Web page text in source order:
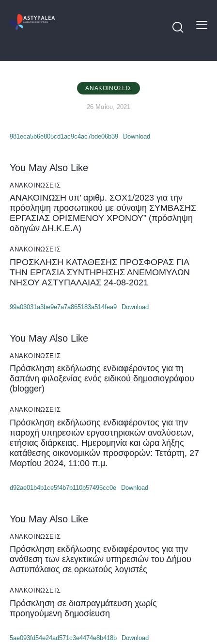
ΑΝΑΚΟΙΝΏΣΕΙΣ
26 Μαΐου, 2021
981eca5b6e805cd1ac9c4ac7bde06b39 Download
You May Also Like
ΑΝΑΚΟΙΝΏΣΕΙΣ
ΑΝΑΚΟΙΝΩΣΗ υπ’ αριθμ. ΣΟΧ1/2023 για την
πρόσληψη προσωπικού με σύναψη ΣΥΜΒΑΣΗΣ
ΕΡΓΑΣΙΑΣ ΟΡΙΣΜΕΝΟΥ ΧΡΟΝΟΥ” (πρόσληψη
οδηγών ΔΗ.Κ.Ε.Α)
ΑΝΑΚΟΙΝΏΣΕΙΣ
ΠΡΟΣΚΛΗΣΗ ΚΑΤΑΘΕΣΗΣ ΠΡΟΣΦΟΡΑΣ ΓΙΑ
ΤΗΝ ΕΡΓΑΣΙΑ ΣΥΝΤΗΡΗΣΗΣ ΑΝΕΜΟΜΥΛΩΝ
ΝΗΣΟΥ ΑΣΤΥΠΑΛΑΙΑΣ 24-08-2021
99a03031a3be9e7a7a865183a514fea9 Download
You May Also Like
ΑΝΑΚΟΙΝΏΣΕΙΣ
Πρόσκληση εκδήλωσης ενδιαφέροντος για τη
δαπάνη φιλοξενίας ενός ειδικού δημοσιογράφου
(blogger)
ΑΝΑΚΟΙΝΏΣΕΙΣ
Πρόσκληση εκδήλωσης ενδιαφέροντος για την
παροχή υπηρεσιών εργαστηριακών αναλύσεων,
ετήσιας διάρκειας. Ημερομηνία και ώρα λήξης
κατάθεσης οικονομικών προσφορών: Τετάρτη, 27
Μαρτίου 2024, 11:00 π.μ.
d92ae01b4b1ce5f4b7b110b57495cc0e Download
You May Also Like
ΑΝΑΚΟΙΝΏΣΕΙΣ
Πρόσκληση εκδήλωσης ενδιαφέροντος για την
ανάθεση των ελεγκτικών υπηρεσιών του Δήμου
Αστυπάλαιας σε ορκωτούς λογιστές
ΑΝΑΚΟΙΝΏΣΕΙΣ
Πρόσκληση σε διαπραγμάτευση χωρίς
προηγούμενη δημοσίευση
5ae093fd54e24ad571c3e4474e8b418b Download